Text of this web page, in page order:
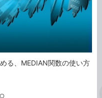
る、MEDIAN関数の使い方